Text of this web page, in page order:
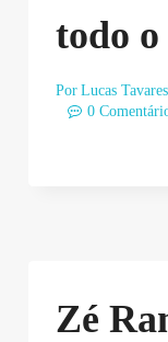
todo
Por Lucas Tavares
0
Zé